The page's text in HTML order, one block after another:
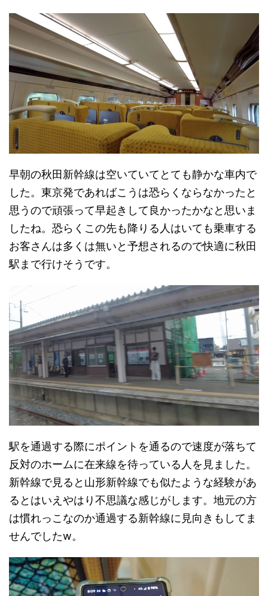
早朝の秋田新幹線は空いていてとても静かな車内で
した。東京発であればこうは恐らくならなかったと
思うので頑張って早起きして良かったかなと思いま
したね。恐らくこの先も降りる人はいても乗車する
お客さんは多くは無いと予想されるので快適に秋田
駅まで行けそうです。
駅を通過する際にポイントを通るので速度が落ちて
反対のホームに在来線を待っている人を見ました。
新幹線で見ると山形新幹線でも似たような経験があ
るとはいえやはり不思議な感じがします。地元の方
は慣れっこなのか通過する新幹線に見向きもしてま
せんでしたw。